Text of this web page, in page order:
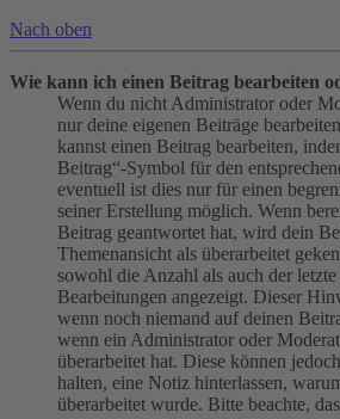
Nach oben
Wie kann ich einen Beitrag bearbeiten
Wenn du nicht Administrator oder
nur deine eigenen Beiträge
kannst einen Beitrag bearbeiten,
Beitrag“-Symbol für den
eventuell ist dies nur für einen
seiner Erstellung möglich. Wenn
Beitrag geantwortet hat, wird dein
Themenansicht als überarbeitet
sowohl die Anzahl als auch der
Bearbeitungen angezeigt. Dieser
wenn noch niemand auf deinen
wenn ein Administrator oder
überarbeitet hat. Diese können
halten, eine Notiz hinterlassen,
überarbeitet wurde. Bitte beachte,